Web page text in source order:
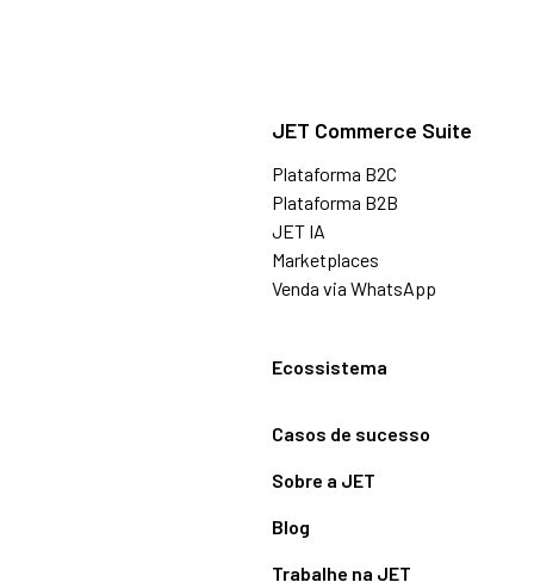
JET Commerce Suite
Plataforma B2C
Plataforma B2B
JET IA
Marketplaces
Venda via WhatsApp
Ecossistema
Casos de sucesso
Sobre a JET
Blog
Trabalhe na JET